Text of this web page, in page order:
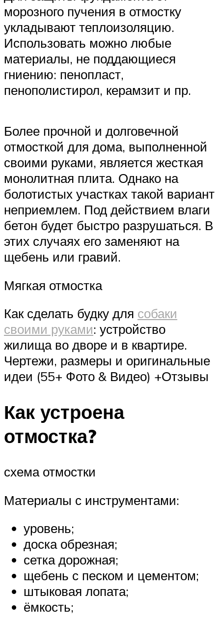
морозного пучения в отмостку
укладывают теплоизоляцию.
Использовать можно любые
материалы, не поддающиеся
гниению: пенопласт,
пенополистирол, керамзит и пр.
Более прочной и долговечной
отмосткой для дома, выполненной
своими руками, является жесткая
монолитная плита. Однако на
болотистых участках такой вариант
неприемлем. Под действием влаги
бетон будет быстро разрушаться. В
этих случаях его заменяют на
щебень или гравий.
Мягкая отмостка
Как сделать будку для собаки
своими руками: устройство
жилища во дворе и в квартире.
Чертежи, размеры и оригинальные
идеи (55+ Фото & Видео) +Отзывы
Как устроена
отмостка?
схема отмостки
Материалы с инструментами:
уровень;
доска обрезная;
сетка дорожная;
щебень с песком и цементом;
штыковая лопата;
ёмкость;